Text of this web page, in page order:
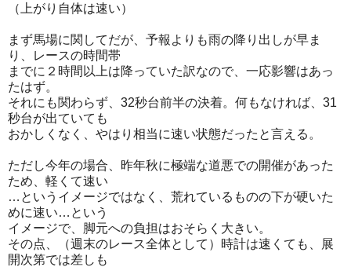
（上がり自体は速い）
まず馬場に関してだが、予報よりも雨の降り出しが早ま
り、レースの時間帯
までに２時間以上は降っていた訳なので、一応影響はあっ
たはず。
それにも関わらず、32秒台前半の決着。何もなければ、31
秒台が出ていても
おかしくなく、やはり相当に速い状態だったと言える。
ただし今年の場合、昨年秋に極端な道悪での開催があった
ため、軽くて速い
…というイメージではなく、荒れているものの下が硬いた
めに速い…という
イメージで、脚元への負担はおそらく大きい。
その点、（週末のレース全体として）時計は速くても、展
開次第では差しも